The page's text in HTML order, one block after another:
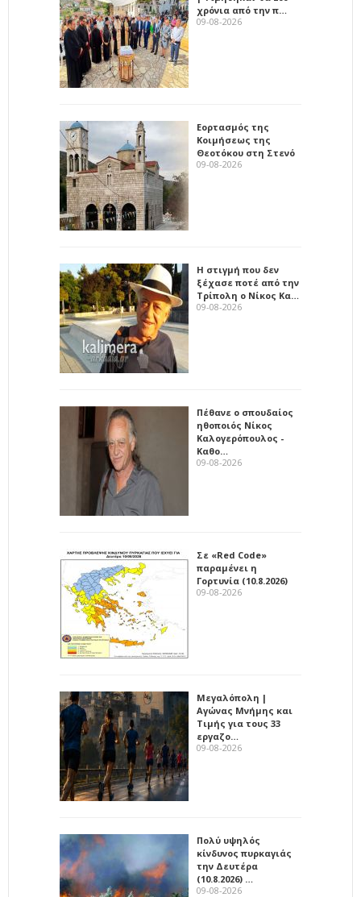
χρόνια από την π…
09-08-2026
Εορτασμός της
Κοιμήσεως της
Θεοτόκου στη Στενό
09-08-2026
Η στιγμή που δεν
ξέχασε ποτέ από την
Τρίπολη ο Νίκος Κα…
09-08-2026
Πέθανε ο σπουδαίος
ηθοποιός Νίκος
Καλογερόπουλος -
Καθο…
09-08-2026
Σε «Red Code»
παραμένει η
Γορτυνία (10.8.2026)
09-08-2026
Μεγαλόπολη |
Αγώνας Μνήμης και
Τιμής για τους 33
εργαζο…
09-08-2026
Πολύ υψηλός
κίνδυνος πυρκαγιάς
την Δευτέρα
(10.8.2026) …
09-08-2026